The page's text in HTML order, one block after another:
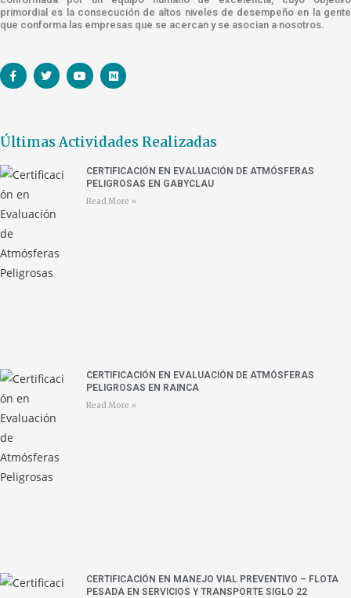
primordial es la consecución de altos niveles de desempeño en la gente
que conforma las empresas que se acercan y se asocian a nosotros.
Últimas Actividades Realizadas
CERTIFICACIÓN EN EVALUACIÓN DE ATMÓSFERAS
PELIGROSAS EN GABYCLAU
Read More »
CERTIFICACIÓN EN EVALUACIÓN DE ATMÓSFERAS
PELIGROSAS EN RAINCA
Read More »
CERTIFICACIÓN EN MANEJO VIAL PREVENTIVO – FLOTA
PESADA EN SERVICIOS Y TRANSPORTE SIGLO 22